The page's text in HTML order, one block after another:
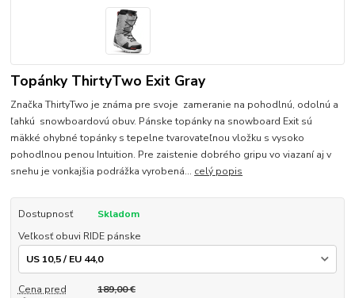
Topánky ThirtyTwo Exit Gray
Značka ThirtyTwo je známa pre svoje zameranie na pohodlnú, odolnú a
ľahkú snowboardovú obuv. Pánske topánky na snowboard Exit sú
mäkké ohybné topánky s tepelne tvarovateľnou vložku s vysoko
pohodlnou penou Intuition. Pre zaistenie dobrého gripu vo viazaní aj v
snehu je vonkajšia podrážka vyrobená... celý popis
Dostupnosť
Skladom
Veľkosť obuvi RIDE pánske
Cena pred
189,00 €